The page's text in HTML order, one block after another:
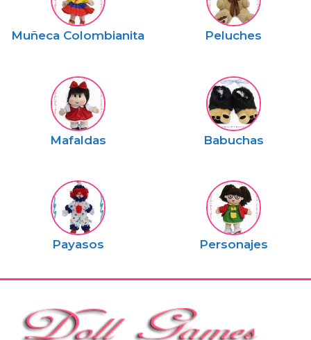
Muñeca Colombianita Peluches
Mafaldas Babuchas
Payasos Personajes